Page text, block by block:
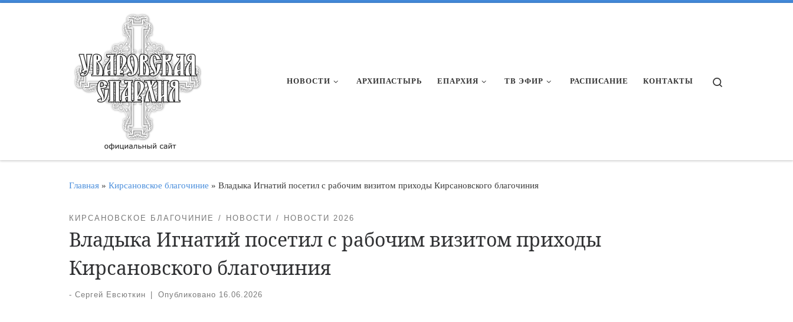
НОВОСТИ АРХИПАСТЫРЬ ЕПАРХИЯ ТВ ЭФИР РАСПИСАНИЕ КОНТАКТЫ
Главная » Кирсановское благочиние » Владыка Игнатий посетил с рабочим визитом приходы Кирсановского благочиния
КИРСАНОВСКОЕ БЛАГОЧИНИЕ НОВОСТИ НОВОСТИ 2026
Владыка Игнатий посетил с рабочим визитом приходы
Кирсановского благочиния
- Сергей Евсюткин Опубликовано 16.06.2026